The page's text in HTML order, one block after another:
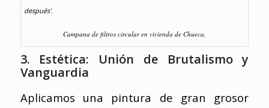
Campana de filtros circular en vivienda de Chueca,
3. Estética: Unión de Brutalismo y
Vanguardia
Aplicamos una pintura de gran grosor